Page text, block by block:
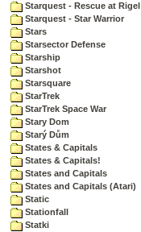
Starquest - Rescue at Rigel
Starquest - Star Warrior
Stars
Starsector Defense
Starship
Starshot
Starsquare
StarTrek
StarTrek Space War
Stary Dom
Starý Dům
States & Capitals
States & Capitals!
States and Capitals
States and Capitals (Atari)
Static
Stationfall
Statki